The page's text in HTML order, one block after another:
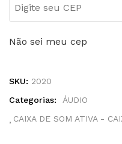
Não sei meu cep
SKU: 2020
Categorias:
ÁUDIO
CAIXA DE SOM ATIVA -